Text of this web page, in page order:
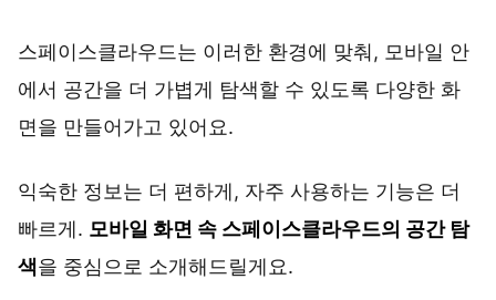
스페이스클라우드는 이러한 환경에 맞춰, 모바일 안
에서 공간을 더 가볍게 탐색할 수 있도록 다양한 화
면을 만들어가고 있어요.
익숙한 정보는 더 편하게, 자주 사용하는 기능은 더
빠르게. 모바일 화면 속 스페이스클라우드의 공간 탐
색을 중심으로 소개해드릴게요.